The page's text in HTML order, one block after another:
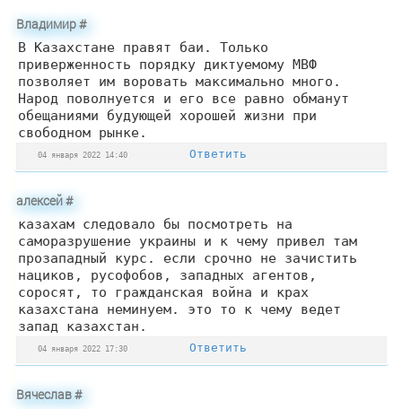
Владимир#
В Казахстане правят баи. Только
приверженность порядку диктуемому МВФ
позволяет им воровать максимально много.
Народ поволнуется и его все равно обманут
обещаниями будующей хорошей жизни при
свободном рынке.
04 января 2022 14:40 Ответить
алексей#
казахам следовало бы посмотреть на
саморазрушение украины и к чему привел там
прозападный курс. если срочно не зачистить
нациков, русофобов, западных агентов,
соросят, то гражданская война и крах
казахстана неминуем. это то к чему ведет
запад казахстан.
04 января 2022 17:30 Ответить
Вячеслав#